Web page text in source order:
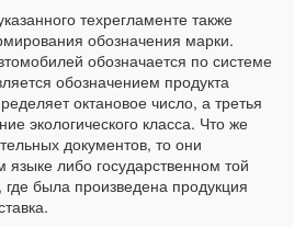
техрегламенте также
обозначения марки.
обозначается по системе
обозначением продукта
октановое число, а третья
экологического класса. Что же
документов, то они
либо государственном той
была произведена продукция